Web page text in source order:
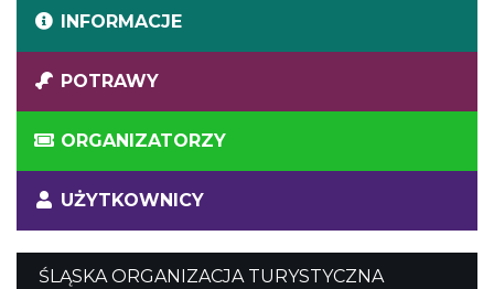
INFORMACJE
POTRAWY
ORGANIZATORZY
UŻYTKOWNICY
ŚLĄSKA ORGANIZACJA TURYSTYCZNA